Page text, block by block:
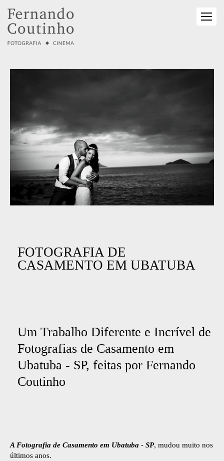
FOTOGRAFIA DE
CASAMENTO EM UBATUBA
Um Trabalho Diferente e Incrível de
Fotografias de Casamento em
Ubatuba - SP, feitas por Fernando
Coutinho
A Fotografia de Casamento em Ubatuba - SP, mudou muito nos
últimos anos.